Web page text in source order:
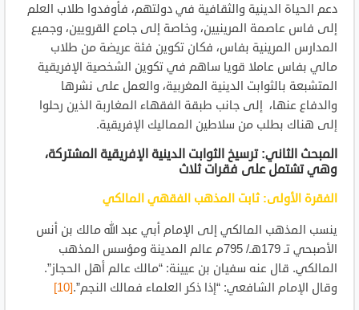
دعم الحياة الدينية والثقافية في دولتهم، فأوفدوا طلاب العلم
إلى فاس عاصمة المرينيين، وخاصة إلى جامع القرويين، وجميع
المدارس المرينية بفاس، فكان تكوين فئة عريضة من طلاب
مالي بفاس عاملا قويا ساهم في تكوين الشخصية الإفريقية
المتشبعة بالثوابت الدينية المغربية، والعمل على نشرها
والدفاع عنها، إلى جانب طبقة الفقهاء المغاربة الذين رحلوا
إلى هناك بطلب من سلاطين المماليك الإفريقية.
المبحث الثاني: ترسيخ الثوابت الدينية الإفريقية المشتركة،
وهي تشتمل على فقرات ثلاث
الفقرة الأولى: ثابت المذهب الفقهي المالكي
ينسب المذهب المالكي إلى الإمام أبي عبد الله مالك بن أنس
الأصبحي تـ 179هـ/ 795م عالم المدينة ومؤسس المذهب
المالكي. قال عنه سفيان بن عيينة: “مالك عالم أهل الحجاز”.
وقال الإمام الشافعي: “إذا ذكر العلماء فمالك النجم”.[10]